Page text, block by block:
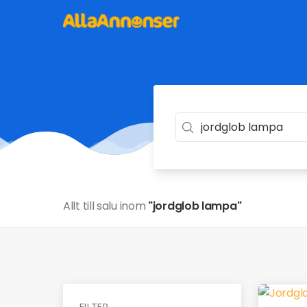
Allt till salu inom "jordglob lampa"